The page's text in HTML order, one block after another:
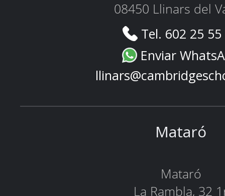
08450 Llinars del
Tel. 602 25
Enviar
Mataró
Mataró
La Rambla, 32